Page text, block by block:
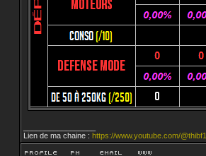
Lien de ma chaine : https://www.youtube.com/@thibf1